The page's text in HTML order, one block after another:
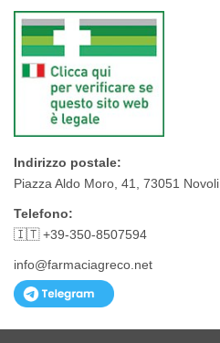
Indirizzo postale:
Piazza Aldo Moro, 41, 73051 Novoli
Telefono:
🇮🇹 +39-350-8507594
info@farmaciagreco.net